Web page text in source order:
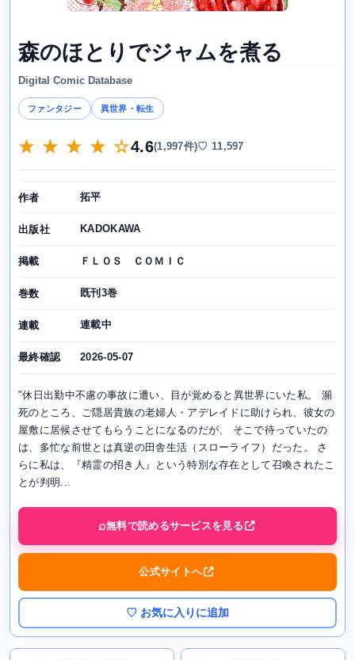
森のほとりでジャムを煮る
Digital Comic Database
ファンタジー 異世界・転生
★ ★ ★ ★ ☆4.6(1,997件)♡ 11,597
作者 拓平
出版社 KADOKAWA
掲載 ＦＬＯＳ ＣＯＭＩＣ
巻数 既刊3巻
連載 連載中
最終確認 2026-05-07
"休日出勤中不慮の事故に遭い、目が覚めると異世界にいた私。 瀕
死のところ、ご隠居貴族の老婦人・アデレイドに助けられ、彼女の
屋敷に居候させてもらうことになるのだが、 そこで待っていたの
は、多忙な前世とは真逆の田舎生活（スローライフ）だった。 さ
らに私は、『精霊の招き人』という特別な存在として召喚されたこ
とが判明...
無料で読めるサービスを見る
公式サイトへ
♡ お気に入りに追加